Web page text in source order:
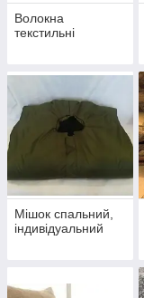
Волокна
текстильні
Мішок спальний,
індивідуальний